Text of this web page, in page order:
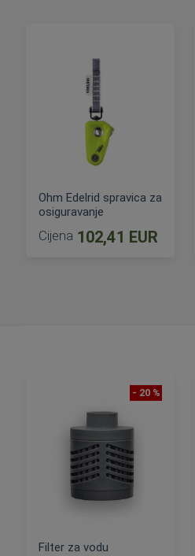
Ohm Edelrid spravica za
osiguravanje
Cijena 102,41 EUR
- 20 %
Filter za vodu